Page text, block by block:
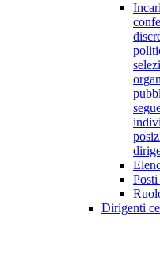
Dirigenti